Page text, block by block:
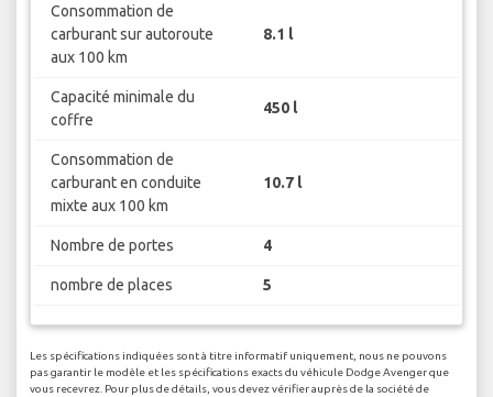
Consommation de
carburant sur autoroute
aux 100 km
8.1 l
Capacité minimale du
coffre
450 l
Consommation de
carburant en conduite
mixte aux 100 km
10.7 l
Nombre de portes 4
nombre de places 5
Les spécifications indiquées sont à titre informatif uniquement, nous ne pouvons
pas garantir le modèle et les spécifications exacts du véhicule Dodge Avenger que
vous recevrez. Pour plus de détails, vous devez vérifier auprès de la société de